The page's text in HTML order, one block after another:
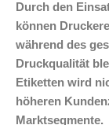
Durch den
können
während des
Druckqualität
Etiketten wird
höheren
Marktsegmente.